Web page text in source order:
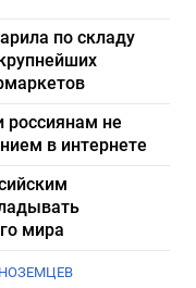
по складу
россиянам не
в интернете
мира